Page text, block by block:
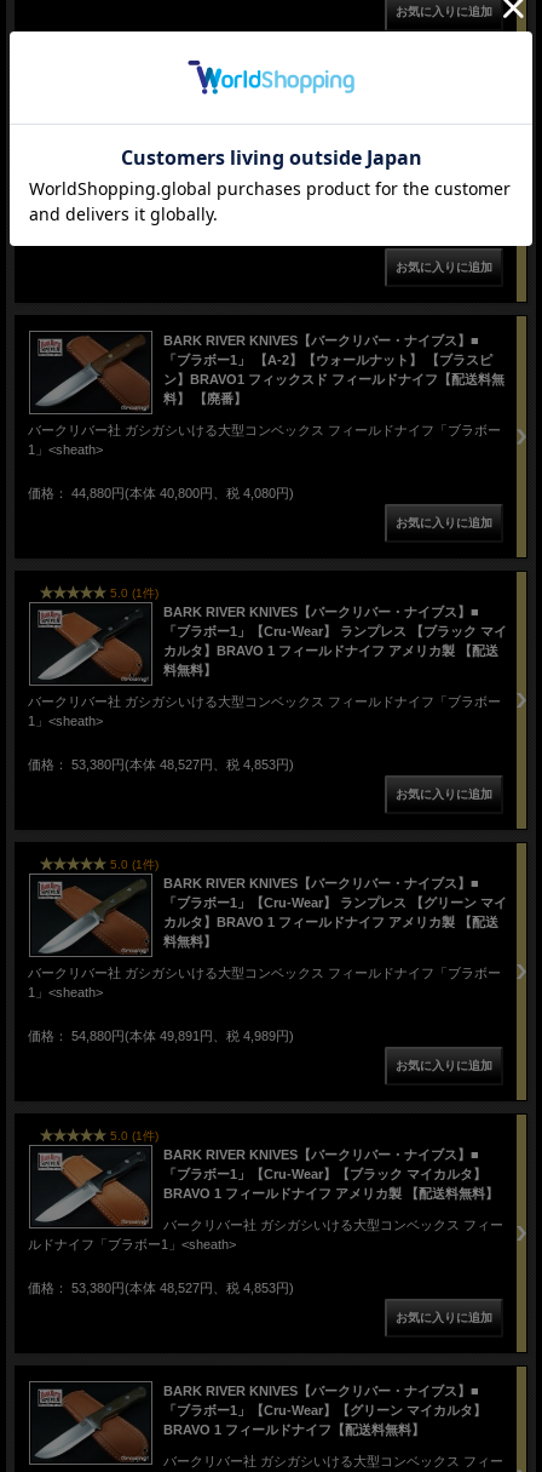
BARK RIVER KNIVES【バークリバー・ナイブス】■
タ】 【レッドライナー】BRAVO1 フィックスド【配送料
バークリバー社 ガシガシいける大型コンベックス フィールドナイフ「ブラボー
1」<sheath>
BARK RIVER KNIVES【バークリバー・ナイブス】■
「ブラボー1」 【A-2】【ウォールナット】 【ブラスピ
ン】BRAVO1 フィックスド フィールドナイフ【配送料無
料】 【廃番】
バークリバー社 ガシガシいける大型コンベックス フィールドナイフ「ブラボー
1」<sheath>
価格： 44,880円(本体 40,800円、税 4,080円)
5.0 (1件)
BARK RIVER KNIVES【バークリバー・ナイブス】■
「ブラボー1」【Cru-Wear】 ランプレス 【ブラック マイ
カルタ】BRAVO 1 フィールドナイフ アメリカ製 【配送
料無料】
バークリバー社 ガシガシいける大型コンベックス フィールドナイフ「ブラボー
1」<sheath>
価格： 53,380円(本体 48,527円、税 4,853円)
5.0 (1件)
BARK RIVER KNIVES【バークリバー・ナイブス】■
「ブラボー1」【Cru-Wear】 ランプレス 【グリーン マイ
カルタ】BRAVO 1 フィールドナイフ アメリカ製 【配送
料無料】
バークリバー社 ガシガシいける大型コンベックス フィールドナイフ「ブラボー
1」<sheath>
価格： 54,880円(本体 49,891円、税 4,989円)
5.0 (1件)
BARK RIVER KNIVES【バークリバー・ナイブス】■
「ブラボー1」【Cru-Wear】【ブラック マイカルタ】
BRAVO 1 フィールドナイフ アメリカ製 【配送料無料】
バークリバー社 ガシガシいける大型コンベックス フィー
ルドナイフ「ブラボー1」<sheath>
価格： 53,380円(本体 48,527円、税 4,853円)
BARK RIVER KNIVES【バークリバー・ナイブス】■
「ブラボー1」【Cru-Wear】【グリーン マイカルタ】
BRAVO 1 フィールドナイフ【配送料無料】
バークリバー社 ガシガシいける大型コンベックス フィー